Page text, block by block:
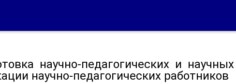
научно-педагогических и
научно-педагогических работников